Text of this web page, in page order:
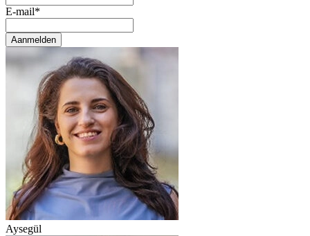
E-mail*
Aanmelden
Aysegül